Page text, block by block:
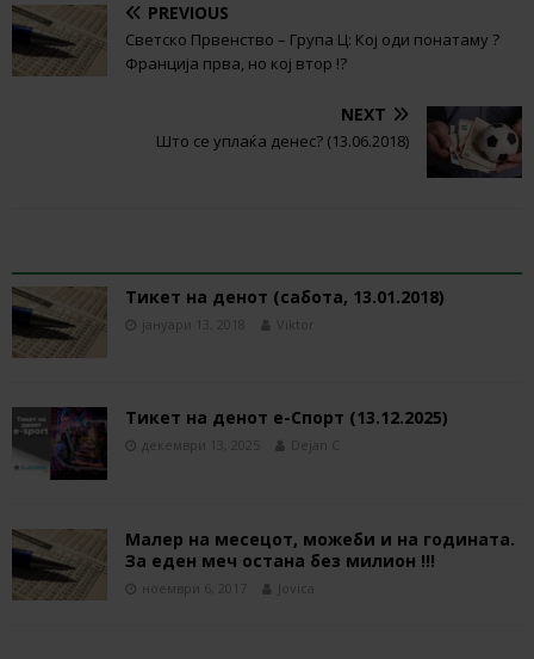
PREVIOUS
Светско Првенство – Група Ц: Кој оди понатаму ?
Франција прва, но кој втор !?
NEXT
Што се уплаќа денес? (13.06.2018)
Tикет на денот (сабота, 13.01.2018)
јануари 13, 2018 Viktor
Тикет на денот е-Спорт (13.12.2025)
декември 13, 2025 Dejan C
Малер на месецот, можеби и на годината.
За еден меч остана без милион !!!
ноември 6, 2017 Jovica